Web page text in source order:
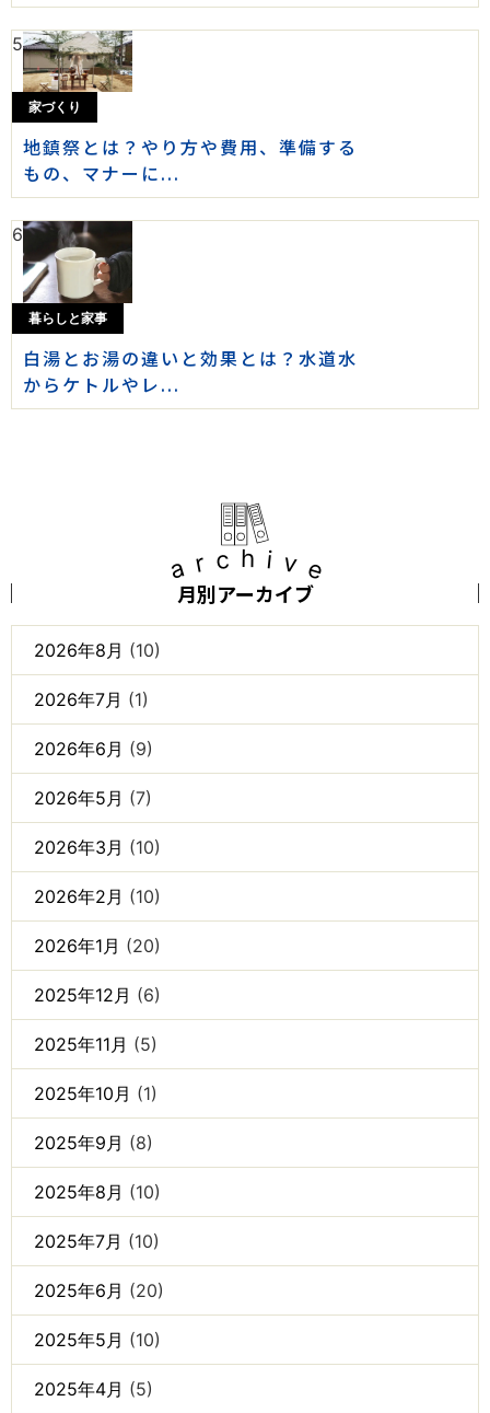
5
家づくり
地鎮祭とは？やり方や費用、準備する
もの、マナーに...
6
暮らしと家事
白湯とお湯の違いと効果とは？水道水
からケトルやレ...
archive
月別アーカイブ
2026年8月 (10)
2026年7月 (1)
2026年6月 (9)
2026年5月 (7)
2026年3月 (10)
2026年2月 (10)
2026年1月 (20)
2025年12月 (6)
2025年11月 (5)
2025年10月 (1)
2025年9月 (8)
2025年8月 (10)
2025年7月 (10)
2025年6月 (20)
2025年5月 (10)
2025年4月 (5)